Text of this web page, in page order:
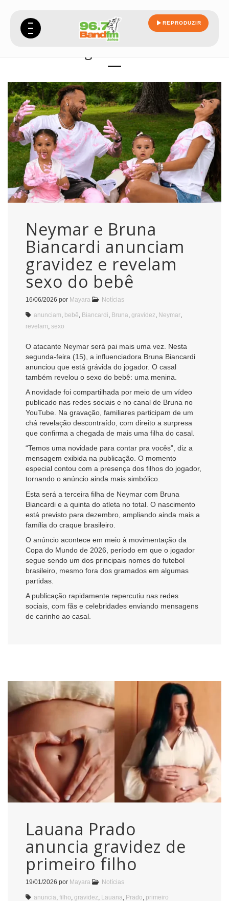
REPRODUZIR
Neymar e Bruna
Biancardi anunciam
gravidez e revelam
sexo do bebê
16/06/2026 por Mayara Notícias
anunciam bebê Biancardi Bruna gravidez Neymar
revelam sexo
O atacante Neymar será pai mais uma vez. Nesta
segunda-feira (15), a influenciadora Bruna Biancardi
anunciou que está grávida do jogador. O casal
também revelou o sexo do bebê: uma menina.
A novidade foi compartilhada por meio de um vídeo
publicado nas redes sociais e no canal de Bruna no
YouTube. Na gravação, familiares participam de um
chá revelação descontraído, com direito a surpresa
que confirma a chegada de mais uma filha do casal.
“Temos uma novidade para contar pra vocês”, diz a
mensagem exibida na publicação. O momento
especial contou com a presença dos filhos do jogador,
tornando o anúncio ainda mais simbólico.
Esta será a terceira filha de Neymar com Bruna
Biancardi e a quinta do atleta no total. O nascimento
está previsto para dezembro, ampliando ainda mais a
família do craque brasileiro.
O anúncio acontece em meio à movimentação da
Copa do Mundo de 2026, período em que o jogador
segue sendo um dos principais nomes do futebol
brasileiro, mesmo fora dos gramados em algumas
partidas.
A publicação rapidamente repercutiu nas redes
sociais, com fãs e celebridades enviando mensagens
de carinho ao casal.
Lauana Prado
anuncia gravidez de
primeiro filho
19/01/2026 por Mayara Notícias
anuncia filho gravidez Lauana Prado primeiro